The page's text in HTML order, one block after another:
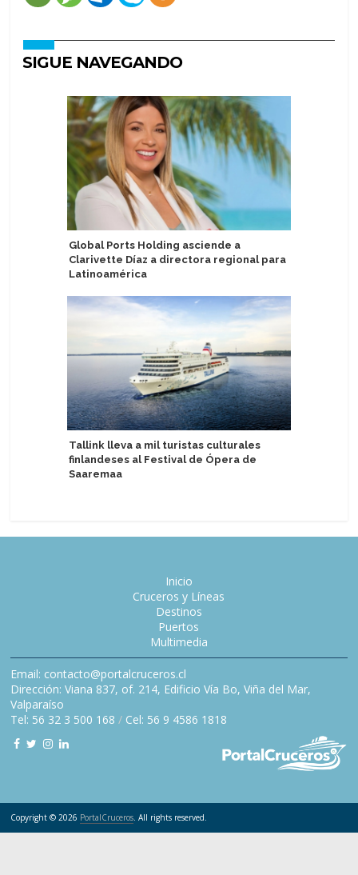
SIGUE NAVEGANDO
Global Ports Holding asciende a
Clarivette Díaz a directora regional para
Latinoamérica
Tallink lleva a mil turistas culturales
finlandeses al Festival de Ópera de
Saaremaa
Inicio
Cruceros y Líneas
Destinos
Puertos
Multimedia
Email: contacto@portalcruceros.cl
Dirección: Viana 837, of. 214, Edificio Vía Bo, Viña del Mar,
Valparaíso
Tel: 56 32 3 500 168 / Cel: 56 9 4586 1818
Copyright © 2026 PortalCruceros. All rights reserved.